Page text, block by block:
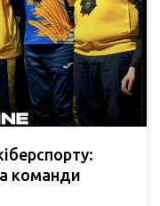
команди